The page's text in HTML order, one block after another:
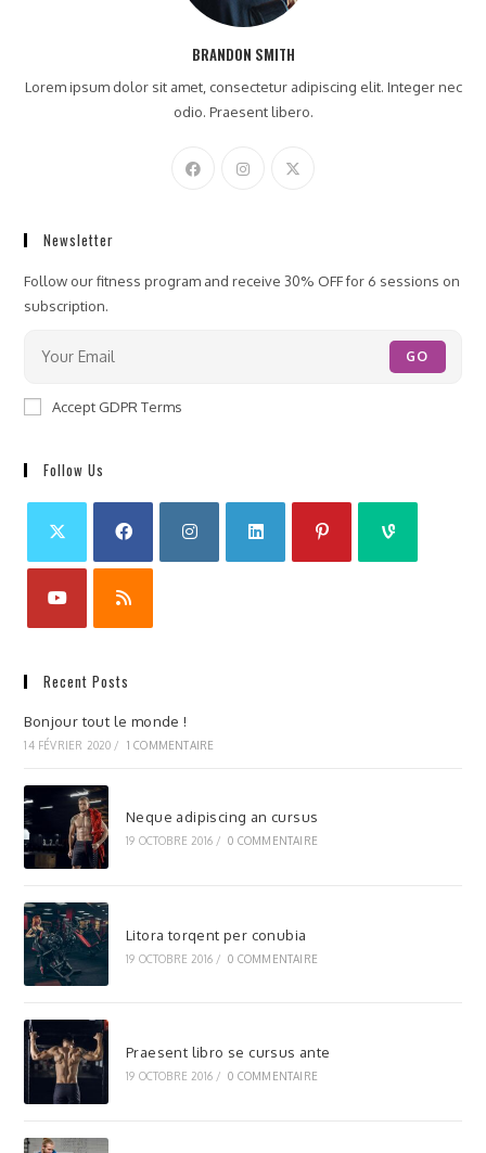
BRANDON SMITH
Lorem ipsum dolor sit amet, consectetur adipiscing elit. Integer nec
odio. Praesent libero.
Newsletter
Follow our fitness program and receive 30% OFF for 6 sessions on
subscription.
GO
Accept GDPR Terms
Follow Us
Recent Posts
Bonjour tout le monde !
14 FÉVRIER 2020 / 1 COMMENTAIRE
Neque adipiscing an cursus
19 OCTOBRE 2016 / 0 COMMENTAIRE
Litora torqent per conubia
19 OCTOBRE 2016 / 0 COMMENTAIRE
Praesent libro se cursus ante
19 OCTOBRE 2016 / 0 COMMENTAIRE